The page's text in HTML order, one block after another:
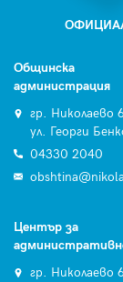
Общинска
администрация
гр. Николаево
ул. Георги
04330 2040
Център за
гр. Николаево